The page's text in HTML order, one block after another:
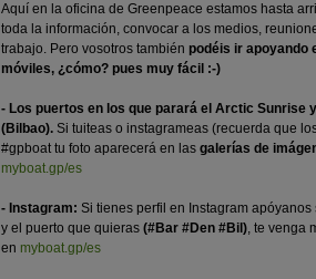
Aquí en la oficina de Greenpeace estamos hasta
toda la información, convocar a los medios,
trabajo. Pero vosotros también podéis ir apoyando
móviles, ¿cómo? pues muy fácil :-)
- Los puertos en los que parará el Arctic Sunrise
(Bilbao). Si tuiteas o instagrameas (recuerda que
#gpboat tu foto aparecerá en las galerías de
myboat.gp/es
- Instagram: Si tienes perfil en Instagram
y el puerto que quieras (#Bar #Den #Bil), te venga
en myboat.gp/es